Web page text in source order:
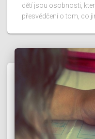
dětí jsou osobnosti,
přesvědčení o tom, co